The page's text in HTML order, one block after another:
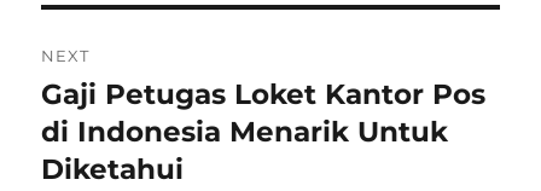
n
a
v
i
i
s
p
o
NEXT
N
e
x
Gaji Petugas Loket Kantor Pos
di Indonesia Menarik Untuk
Diketahui